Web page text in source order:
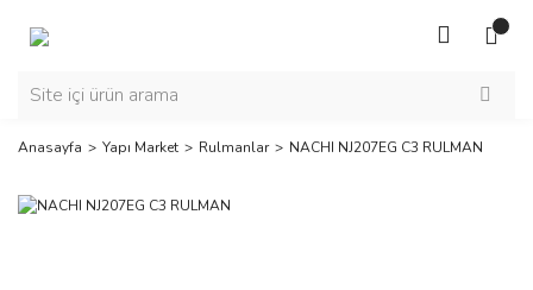
Anasayfa Yapı Market Rulmanlar NACHI NJ207EG C3 RULMAN